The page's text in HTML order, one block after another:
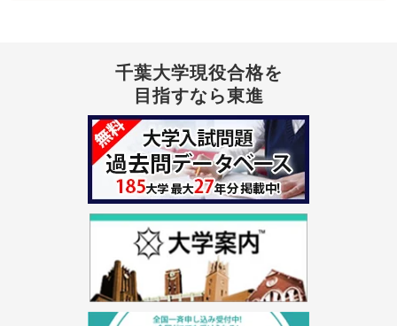
千葉大学現役合格を
目指すなら東進